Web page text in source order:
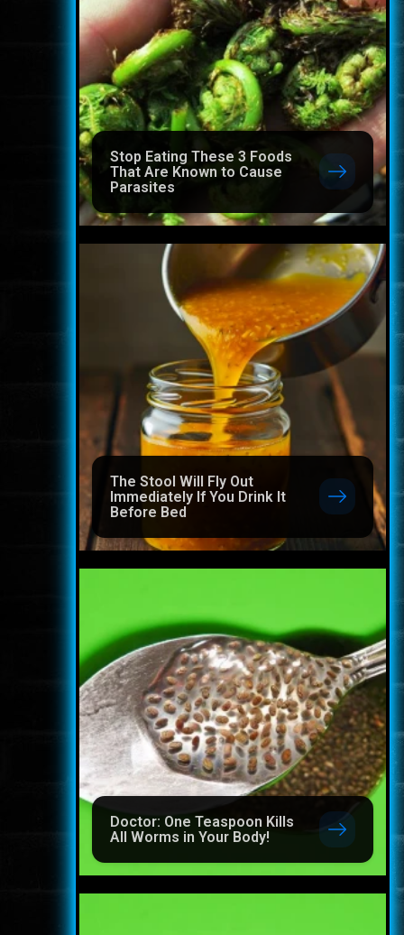
Stop Eating These 3 Foods
That Are Known to Cause
Parasites
The Stool Will Fly Out
Immediately If You Drink It
Before Bed
Doctor: One Teaspoon Kills
All Worms in Your Body!